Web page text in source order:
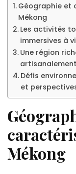
Géographie et
Mékong
Les activités
immersives à
Une région
artisanalement
Défis
et
Mékong